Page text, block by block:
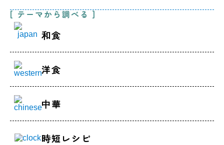
[ テーマから調べる ]
和食
洋食
中華
時短レシピ